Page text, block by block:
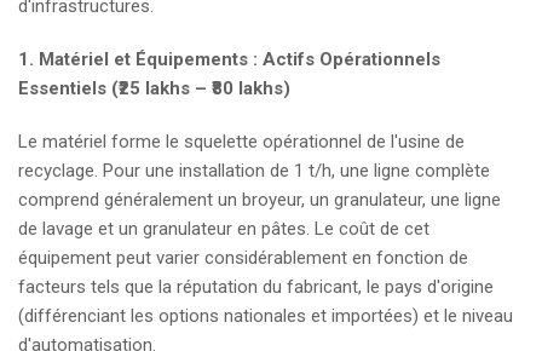
d'infrastructures.
1. Matériel et Équipements : Actifs Opérationnels
Essentiels (₹25 lakhs – ₹80 lakhs)
Le matériel forme le squelette opérationnel de l'usine de
recyclage. Pour une installation de 1 t/h, une ligne complète
comprend généralement un broyeur, un granulateur, une ligne
de lavage et un granulateur en pâtes. Le coût de cet
équipement peut varier considérablement en fonction de
facteurs tels que la réputation du fabricant, le pays d'origine
(différenciant les options nationales et importées) et le niveau
d'automatisation.